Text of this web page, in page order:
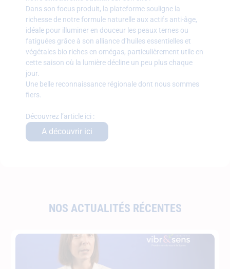
Dans son focus produit, la plateforme souligne la
richesse de notre formule naturelle aux actifs anti-âge,
idéale pour illuminer en douceur les peaux ternes ou
fatiguées grâce à son alliance d’huiles essentielles et
végétales bio riches en omégas, particulièrement utile en
cette saison où la lumière décline un peu plus chaque
jour.
Une belle reconnaissance régionale dont nous sommes
fiers.
Découvrez l’article ici :
A découvrir ici
NOS ACTUALITÉS RÉCENTES